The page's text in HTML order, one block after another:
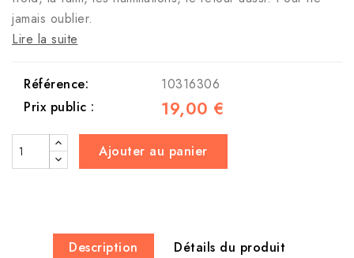
jamais oublier.
Lire la suite
Référence:
10316306
Prix public :
19,00 €
Ajouter au panier
Description Détails du produit